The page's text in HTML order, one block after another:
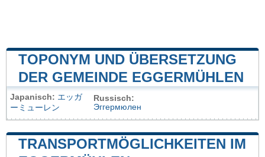
TOPONYM UND ÜBERSETZUNG
DER GEMEINDE EGGERMÜHLEN
Japanisch: エッガ
ーミューレン
Russisch:
Эггермюлен
TRANSPORTMÖGLICHKEITEN IM